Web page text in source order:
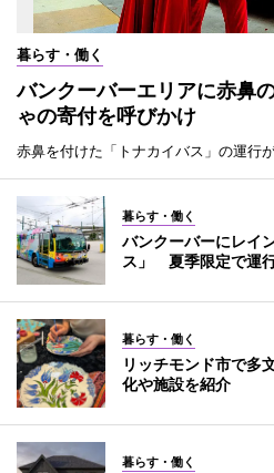
暮らす・働く
バンクーバーエリアに赤鼻
ゃの寄付を呼びかけ
赤鼻を付けた「トナカイバス」の運行
暮らす・働く
バンクーバーにレイ
ス」 夏季限定で運
暮らす・働く
リッチモンド市で
化や施設を紹介
暮らす・働く